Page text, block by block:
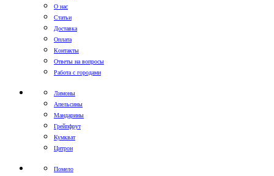
О нас
Статьи
Доставка
Оплата
Контакты
Ответы на вопросы
Работа с городами
Лимоны
Апельсины
Мандарины
Грейпфрут
Кумкват
Цитрон
Помело